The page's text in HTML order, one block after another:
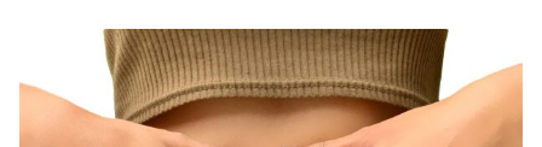
Prévenir l’ostéoporose, c’est aussi améliorer son
quotidien (alimentation, sport,…) pour maintenir ses os
en bonne santé. L’OSTÉOPOROSE […]